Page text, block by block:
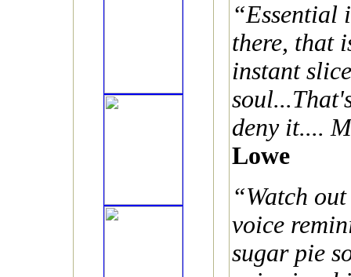
“Essential
there, that
instant
deny it....
Lowe
“Watch
voice
sugar pie